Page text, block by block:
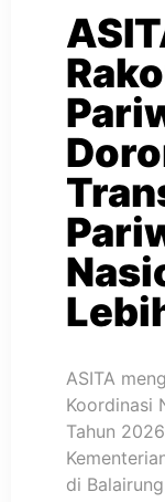
ASITA
Koordinasi
Tahun
di